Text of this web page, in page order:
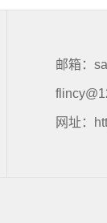
邮箱：
网址：